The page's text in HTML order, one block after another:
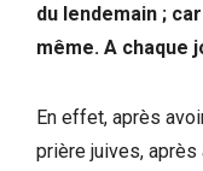
du lendemain ;
même. A chaque
En effet, après
prière juives,